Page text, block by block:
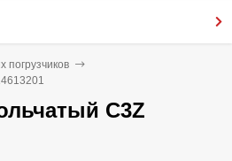
погрузчиков
C3Z